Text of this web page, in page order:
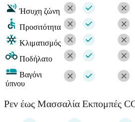
Ήσυχη ζώνη
Προσιτότητα
Κλιματισμός
Ποδήλατο
Βαγόνι
ύπνου
Ρεν έως Μασσαλία Εκπομπές